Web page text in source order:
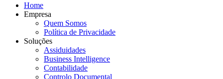
Home
Empresa
Quem Somos
Política de Privacidade
Soluções
Assiduidades
Business Intelligence
Contabilidade
Controlo Documental